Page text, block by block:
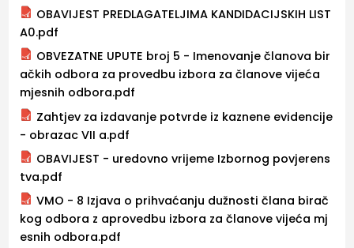
OBAVIJEST PREDLAGATELJIMA KANDIDACIJSKIH LIST
A0.pdf
OBVEZATNE UPUTE broj 5 - Imenovanje članova bir
ačkih odbora za provedbu izbora za članove vijeća
mjesnih odbora.pdf
Zahtjev za izdavanje potvrde iz kaznene evidencije
- obrazac VII a.pdf
OBAVIJEST - uredovno vrijeme Izbornog povjerens
tva.pdf
VMO - 8 Izjava o prihvaćanju dužnosti člana birač
kog odbora z aprovedbu izbora za članove vijeća mj
esnih odbora.pdf